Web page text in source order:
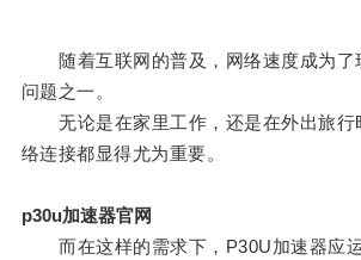
随着互联网的普及，网络速度成为了
问题之一。
无论是在家里工作，还是在外出旅行
络连接都显得尤为重要。
p30u加速器官网
而在这样的需求下，P30U加速器应运